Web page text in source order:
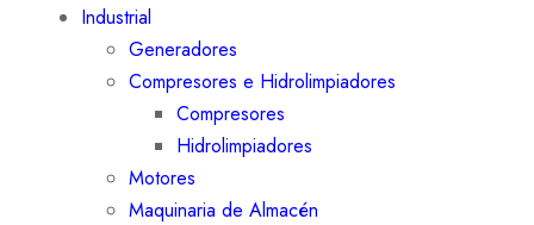
Industrial
Generadores
Compresores e Hidrolimpiadores
Compresores
Hidrolimpiadores
Motores
Maquinaria de Almacén